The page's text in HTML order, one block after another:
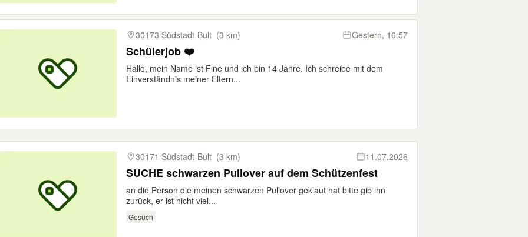
30173 Südstadt-Bult (3 km) Gestern, 16:57
Schülerjob ❤️
Hallo, mein Name ist Fine und ich bin 14 Jahre. Ich schreibe mit dem
Einverständnis meiner Eltern...
30171 Südstadt-Bult (3 km) 11.07.2026
SUCHE schwarzen Pullover auf dem Schützenfest
an die Person die meinen schwarzen Pullover geklaut hat bitte gib ihn
zurück, er ist nicht viel...
Gesuch